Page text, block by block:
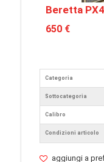
Beretta
650 €
Categoria
Sottocategoria
Calibro
Condizioni articolo
aggiungi a